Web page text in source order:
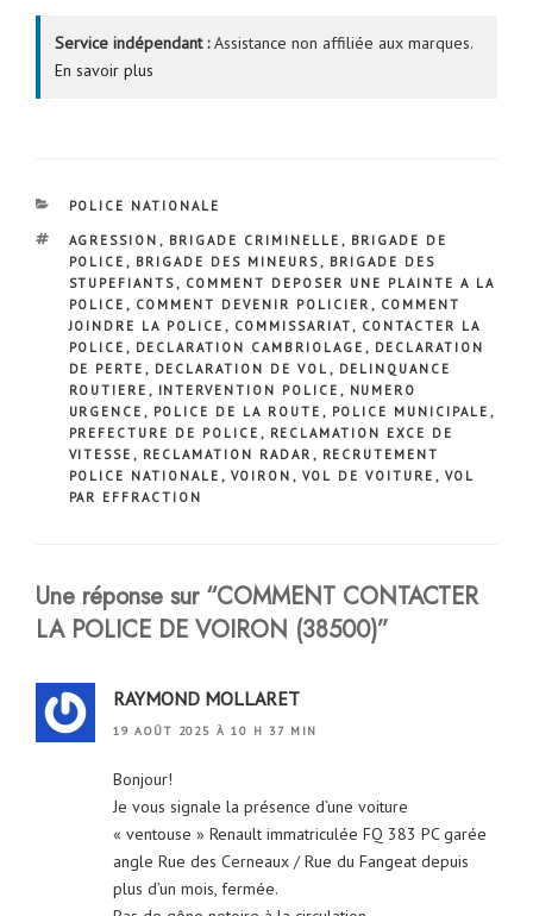
Service indépendant :Assistance non affiliée aux marques.
En savoir plus
CATÉGORIES
POLICE NATIONALE
ÉTIQUETTES
AGRESSION , BRIGADE CRIMINELLE , BRIGADE DE
POLICE , BRIGADE DES MINEURS, BRIGADE DES
STUPEFIANTS, COMMENT DEPOSER UNE PLAINTE A LA
POLICE , COMMENT DEVENIR POLICIER , COMMENT
JOINDRE LA POLICE , COMMISSARIAT, CONTACTER LA
POLICE , DECLARATION CAMBRIOLAGE , DECLARATION
DE PERTE , DECLARATION DE VOL , DELINQUANCE
ROUTIERE , INTERVENTION POLICE , NUMERO
URGENCE , POLICE DE LA ROUTE , POLICE MUNICIPALE ,
PREFECTURE DE POLICE , RECLAMATION EXCE DE
VITESSE , RECLAMATION RADAR , RECRUTEMENT
POLICE NATIONALE , VOIRON , VOL DE VOITURE , VOL
PAR EFFRACTION
Une réponse sur “COMMENT CONTACTER
LA POLICE DE VOIRON (38500)”
RAYMOND MOLLARET
19 AOÛT 2025 À 10 H 37 MIN
Bonjour!
Je vous signale la présence d’une voiture
« ventouse » Renault immatriculée FQ 383 PC garée
angle Rue des Cerneaux / Rue du Fangeat depuis
plus d’un mois, fermée.